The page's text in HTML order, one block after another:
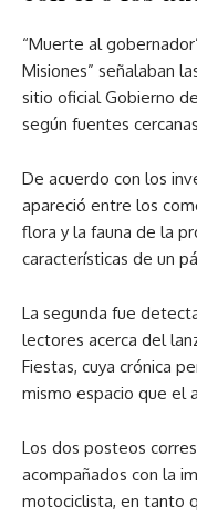
“Muerte al
Misiones” señalaban
sitio oficial Gobierno
según fuentes
De acuerdo con los
apareció entre los
flora y la fauna de la
características de un
La segunda fue
lectores acerca del
Fiestas, cuya crónica
mismo espacio que el
Los dos posteos
acompañados con la
motociclista, en tanto